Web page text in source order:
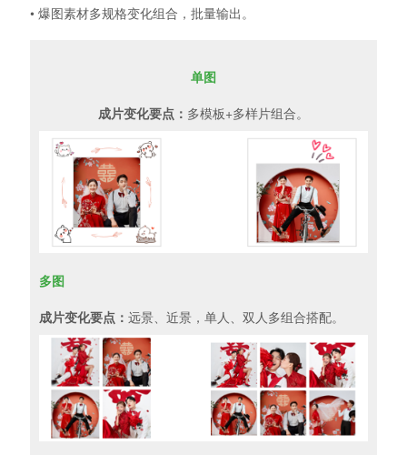
• 爆图素材多规格变化组合，批量输出。
单图
成片变化要点： 多模板+多样片组合。
多图
成片变化要点： 远景、近景，单人、双人多组合搭配。